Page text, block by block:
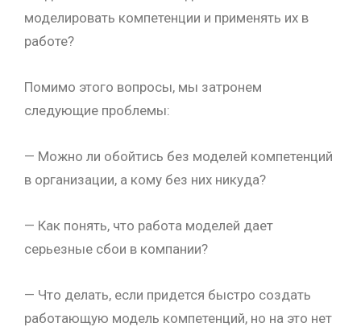
моделировать компетенции и применять их в
работе?
Помимо этого вопросы, мы затронем
следующие проблемы:
— Можно ли обойтись без моделей компетенций
в организации, а кому без них никуда?
— Как понять, что работа моделей дает
серьезные сбои в компании?
— Что делать, если придется быстро создать
работающую модель компетенций, но на это нет